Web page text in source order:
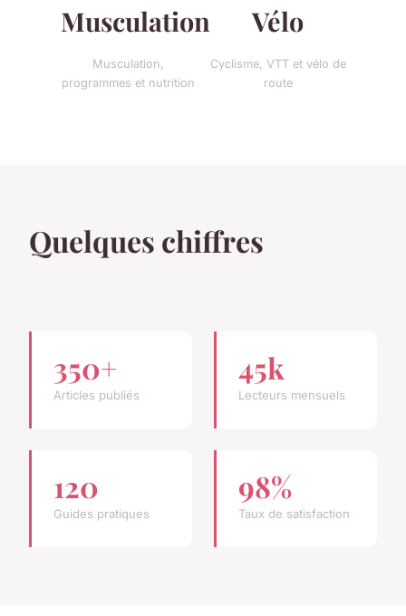
Musculation
Musculation,
programmes et nutrition
Vélo
Cyclisme, VTT et vélo de
route
Quelques chiffres
350+
Articles publiés
45k
Lecteurs mensuels
120
Guides pratiques
98%
Taux de satisfaction